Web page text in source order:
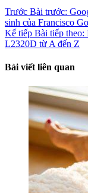
Trước Bài trước:
sinh của Francisco
Kế tiếp Bài tiếp theo:
L2320D từ A đến Z
Bài viết liên quan